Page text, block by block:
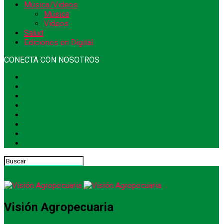
Música/Videos
Música
Videos
Salud
Ediciones en Digital
CONECTA CON NOSOTROS
Visión Agropecuaria